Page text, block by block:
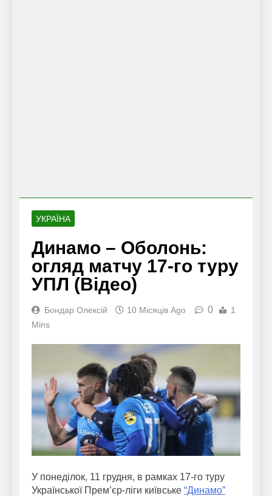
УКРАЇНА
Динамо – Оболонь:
огляд матчу 17-го туру
УПЛ (Відео)
Бондар Олексій 10 Місяців Ago 0
1
Mins
У понеділок, 11 грудня, в рамках 17-го туру
Української Прем’єр-ліги київське “Динамо”